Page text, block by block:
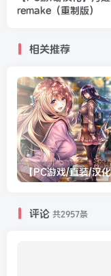
remake（重制版）
相关推荐
评论 共2957条